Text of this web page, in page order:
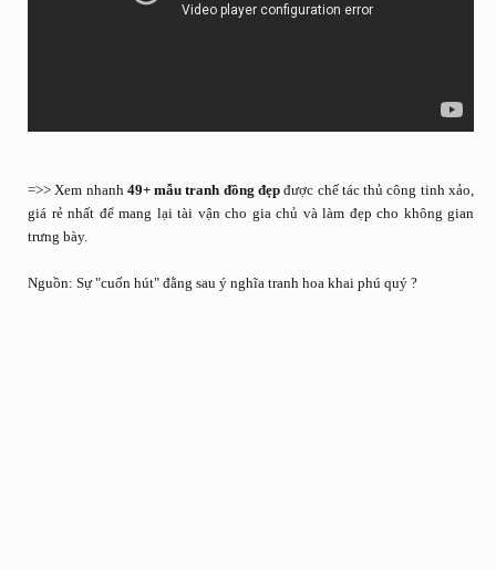
=>> Xem nhanh 49+ mẫu tranh đồng đẹpđược chế tác thủ công tinh xảo,
giá rẻ nhất để mang lại tài vận cho gia chủ và làm đẹp cho không gian
trưng bày.
Nguồn: Sự "cuốn hút" đằng sau ý nghĩa tranh hoa khai phú quý ?